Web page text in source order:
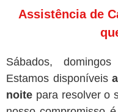
Assistência de
Sábados,
Estamos disponíveis
noite para resolver o